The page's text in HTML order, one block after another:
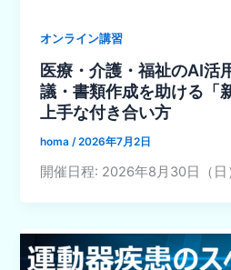
オンライン講習
医療・介護・福祉のAI活
議・書類作成を助ける「
上手な付き合い方
homa /2026年7月2日
開催日程: 2026年8月30日（